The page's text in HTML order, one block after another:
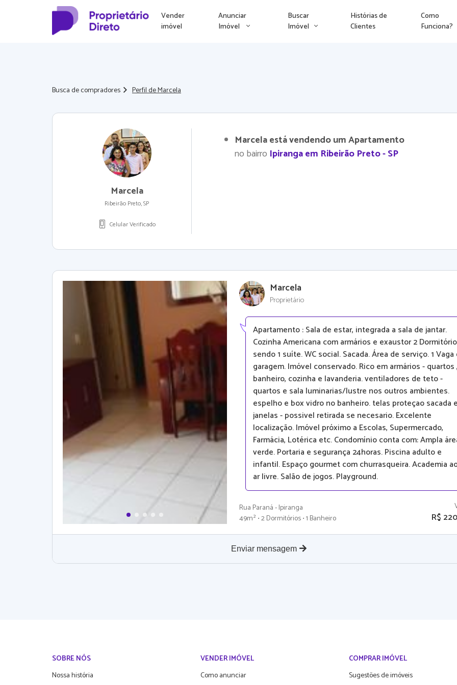
Vender
imóvel
Anunciar
Imóvel
Buscar
Imóvel
Histórias de
Clientes
Como
Funciona?
Busca de compradores Perfil de Marcela
Marcela
Ribeirão Preto, SP
Celular Verificado
Marcela está vendendo um Apartamento
no bairro Ipiranga em Ribeirão Preto - SP
Marcela
Proprietário
Apartamento : Sala de estar, integrada a sala de jantar.
Cozinha Americana com armários e exaustor 2
sendo 1 suíte. WC social. Sacada. Área de serviço. 1 Vaga
garagem. Imóvel conservado. Rico em armários - quartos ,
banheiro, cozinha e lavanderia. ventiladores de teto -
quartos e sala luminarias/lustre nos outros ambientes.
espelho e box vidro no banheiro. telas proteçao sacada e
janelas - possivel retirada se necesario. Excelente
localização. Imóvel próximo a Escolas, Supermercado,
Farmácia, Lotérica etc. Condomínio conta com: Ampla
verde. Portaria e segurança 24horas. Piscina adulto e
infantil. Espaço gourmet com churrasqueira. Academia
ar livre. Salão de jogos. Playground.
Rua Paraná - Ipiranga
49m² • 2 Dormitórios • 1 Banheiro
R$
Enviar mensagem
SOBRE NÓS
Nossa história
VENDER IMÓVEL
Como anunciar
COMPRAR IMÓVEL
Sugestões de imóveis